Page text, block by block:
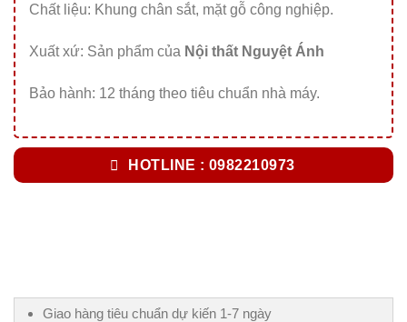
Chất liệu: Khung chân sắt, mặt gỗ công nghiệp.
Xuất xứ: Sản phẩm của Nội thất Nguyệt Ánh
Bảo hành: 12 tháng theo tiêu chuẩn nhà máy.
HOTLINE : 0982210973
Giao hàng tiêu chuẩn dự kiến 1-7 ngày